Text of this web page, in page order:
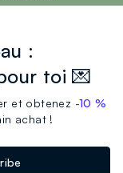
:
toi 💌
et obtenez -10 %
achat !